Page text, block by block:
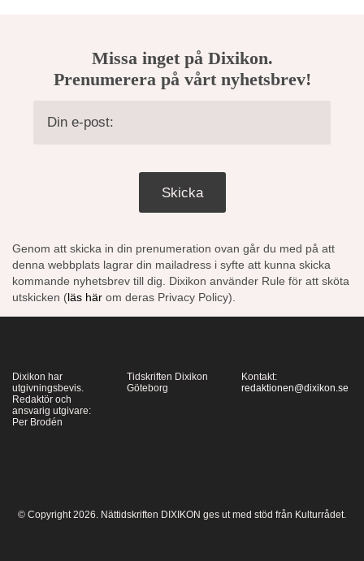
Missa inget på Dixikon.
Prenumerera på vårt nyhetsbrev!
Skicka
Genom att skicka in din prenumeration ovan går du med på att
denna webbplats lagrar din mailadress i syfte att kunna skicka
kommande nyhetsbrev till dig. Dixikon använder Rule för att sköta
utskicken (läs härom deras Privacy Policy).
Dixikon har
utgivningsbevis.
Redaktör och
ansvarig utgivare:
Per Brodén
Tidskriften Dixikon
Göteborg
Kontakt:
redaktionen@dixikon.se
© Copyright 2026. Nättidskriften DIXIKON ges ut med stöd från Kulturrådet.